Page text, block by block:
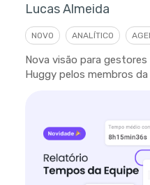
Lucas Almeida
NOVO ANALÍTICO
Nova visão para
Huggy pelos membros da